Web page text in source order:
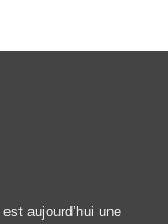
est aujourd’hui une